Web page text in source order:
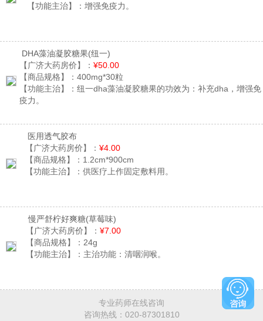
【功能主治】： 增强免疫力。
DHA藻油凝胶糖果(纽一)
【广济大药房价】： ¥50.00
【商品规格】： 400mg*30粒
【功能主治】： 纽一dha藻油凝胶糖果的功效为：补充dha，增强免
疫力。
医用透气胶布
【广济大药房价】： ¥4.00
【商品规格】： 1.2cm*900cm
【功能主治】： 供医疗上作固定敷料用。
慢严舒柠好爽糖(草莓味)
【广济大药房价】： ¥7.00
【商品规格】： 24g
【功能主治】： 主治功能：清咽润喉。
专业药师在线咨询
咨询热线： 020-87301810